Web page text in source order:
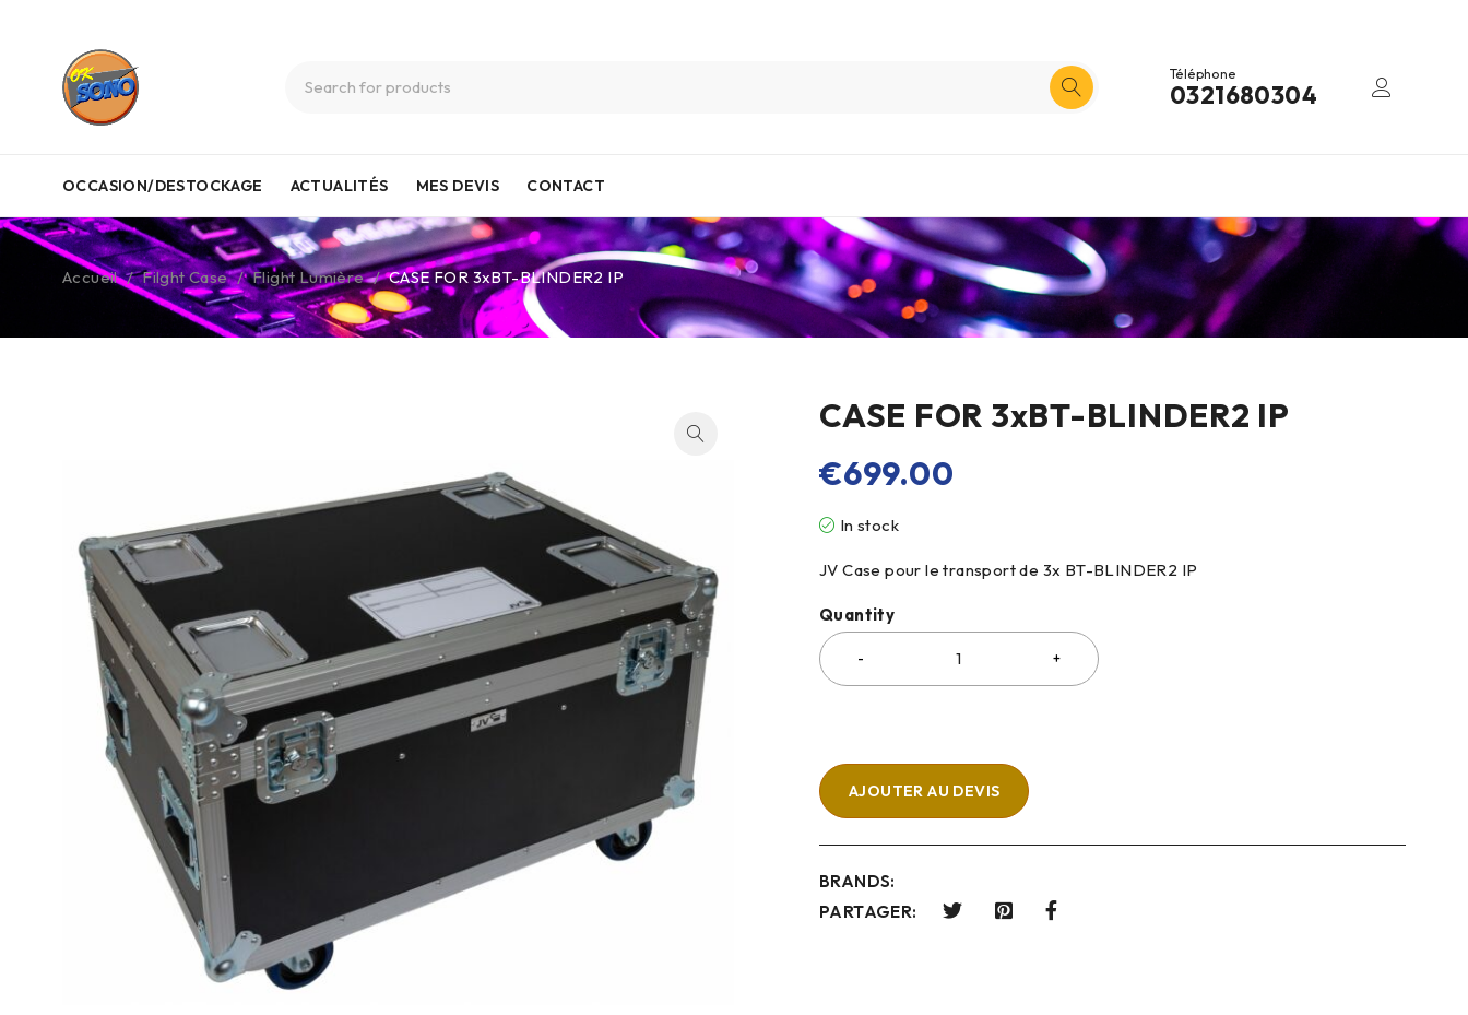
Téléphone
0321680304
OCCASION/DESTOCKAGE ACTUALITÉS MES DEVIS CONTACT
Accueil / Filght Case / Flight Lumière / CASE FOR 3xBT-BLINDER2 IP
CASE FOR 3xBT-BLINDER2 IP
€699.00
In stock
JV Case pour le transport de 3x BT-BLINDER2 IP
Quantity
AJOUTER AU DEVIS
BRANDS:
PARTAGER: